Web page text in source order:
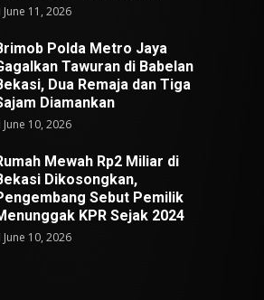
June 11, 2026
Polda Metro Jaya
Tawuran di Babelan
Dua Remaja dan Tiga
Diamankan
June 10, 2026
Mewah Rp2 Miliar di
Dikosongkan,
Sebut Pemilik
KPR Sejak 2024
June 10, 2026